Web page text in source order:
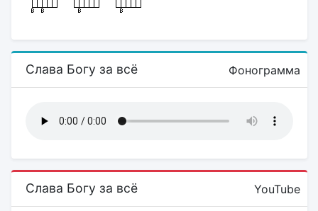
Слава Богу за всё Фонограмма
Слава Богу за всё YouTube